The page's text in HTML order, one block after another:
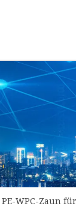
PE-WPC-Zaun